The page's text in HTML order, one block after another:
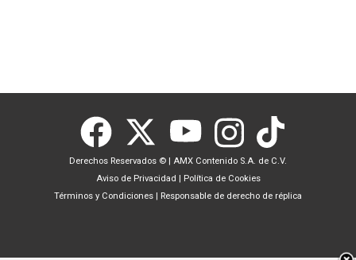
Derechos Reservados © | AMX Contenido S.A. de C.V.
Aviso de Privacidad | Política de Cookies
Términos y Condiciones | Responsable de derecho de réplica